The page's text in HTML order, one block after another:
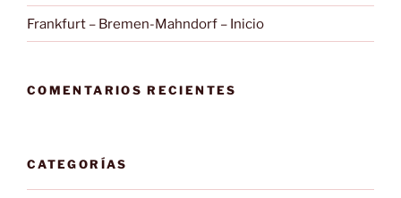
Frankfurt – Bremen-Mahndorf – Inicio
COMENTARIOS RECIENTES
CATEGORÍAS